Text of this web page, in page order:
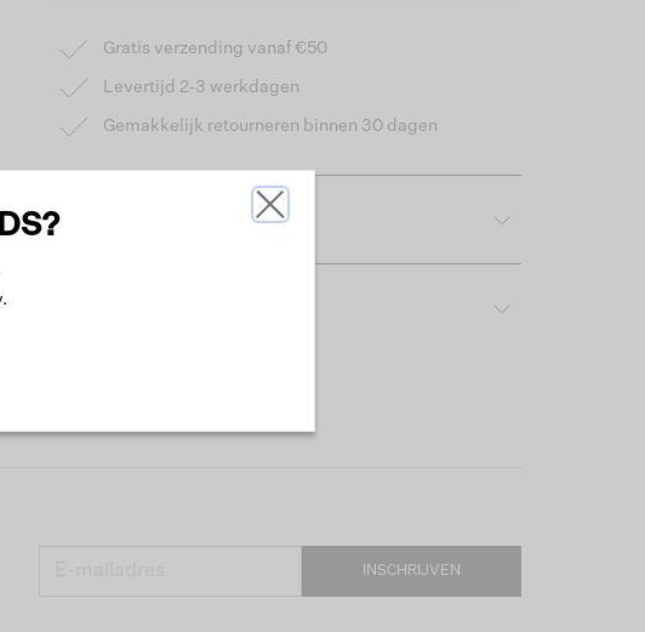
Gratis verzending vanaf €50
Levertijd 2-3 werkdagen
Gemakkelijk retourneren binnen 30 dagen
Productdetails
INSCHRIJVEN